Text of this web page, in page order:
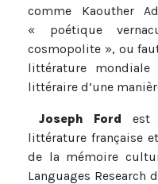
comme Kaouther
« poétique
cosmopolite », ou
littérature
littéraire d’une
Joseph Ford est
littérature française
de la mémoire
Languages ​​Research